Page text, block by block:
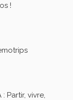
!
Partir, vivre,